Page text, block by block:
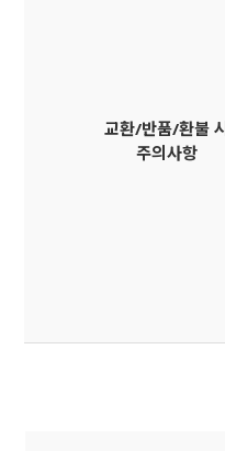
교환/반품/환불 시
주의사항